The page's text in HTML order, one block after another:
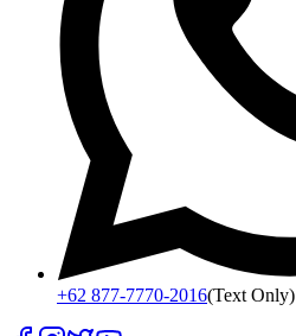
+62 877-7770-2016(Text Only)